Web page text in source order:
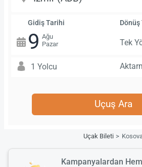
Gidiş Tarihi
9 Ağu
Pazar
Tek
1 Yolcu
Uçuş Ara
Uçak Bileti
Kampanyalardan